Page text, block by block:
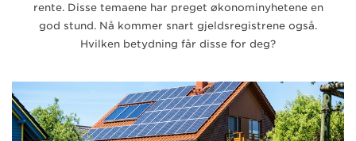
rente. Disse temaene har preget økonominyhetene en
god stund. Nå kommer snart gjeldsregistrene også.
Hvilken betydning får disse for deg?